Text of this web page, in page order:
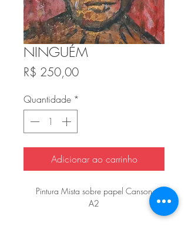
NINGUÉM
R$ 250,00Preço
Quantidade *
Adicionar ao carrinho
Pintura Mista sobre papel Canson
A2